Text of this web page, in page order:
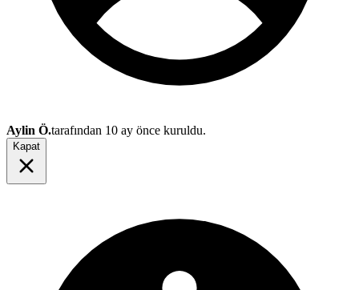
Aylin Ö.tarafından 10 ay önce kuruldu.
Kapat